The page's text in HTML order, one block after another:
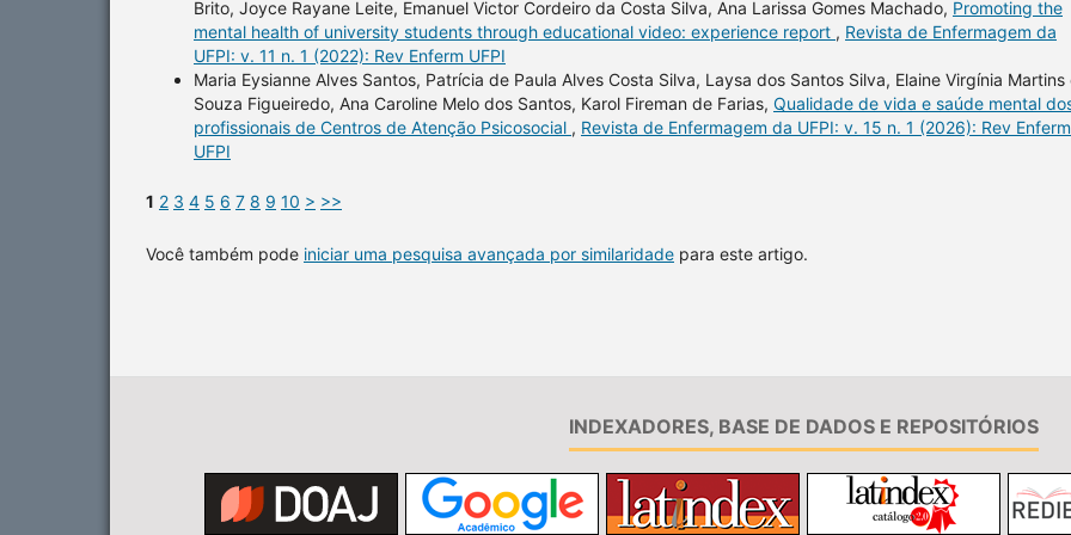
Brito, Joyce Rayane Leite, Emanuel Victor Cordeiro da Costa Silva, Ana Larissa Gomes Machado, Promoting the
mental health of university students through educational video: experience report , Revista de Enfermagem da
UFPI: v. 11 n. 1 (2022): Rev Enferm UFPI
Maria Eysianne Alves Santos, Patrícia de Paula Alves Costa Silva, Laysa dos Santos Silva, Elaine Virgínia Martins
Souza Figueiredo, Ana Caroline Melo dos Santos, Karol Fireman de Farias, Qualidade de vida e saúde mental
profissionais de Centros de Atenção Psicosocial , Revista de Enfermagem da UFPI: v. 15 n. 1 (2026): Rev Enferm
UFPI
1 2 3 4 5 6 7 8 9 10 > >>
Você também pode iniciar uma pesquisa avançada por similaridade para este artigo.
INDEXADORES, BASE DE DADOS E REPOSITÓRIOS